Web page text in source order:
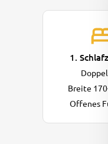
1.
Breite
Offenes